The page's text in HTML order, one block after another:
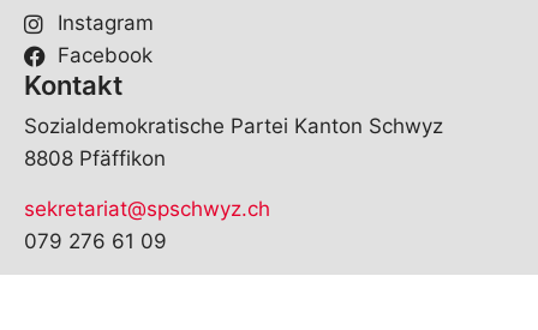
Instagram
Facebook
Kontakt
Sozialdemokratische Partei Kanton Schwyz
8808 Pfäffikon
sekretariat@spschwyz.ch
079 276 61 09